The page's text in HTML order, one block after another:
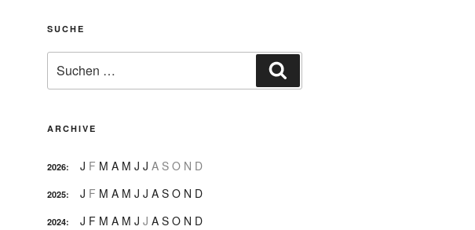
SUCHE
nach:
ARCHIVE
2026: J F M A M J J A S O N D
2025: J F M A M J J A S O N D
2024: J F M A M J J A S O N D